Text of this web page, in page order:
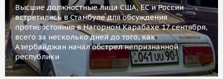
Высшие должностные лица США, ЕС и России
встретились в Стамбуле для обсуждения
противостояния в Нагорном Карабахе 17 сентября,
всего за несколько дней до того, как
Азербайджан начал обстрел непризнанной
республики